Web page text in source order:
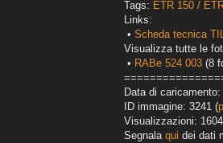
Tags: ETR 150 /
Links:
• Scheda tecnica
Visualizza tutte le
• RABe 524 003 (8
Data di
ID immagine: 3241 (
Visualizzazioni: 1604
Segnala qui dei dati